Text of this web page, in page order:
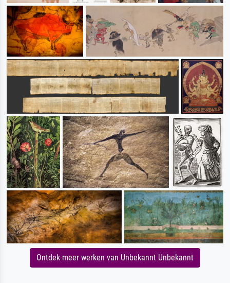
Ontdek meer werken van Unbekannt Unbekannt